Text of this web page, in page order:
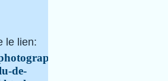
le lien:
i-
de-